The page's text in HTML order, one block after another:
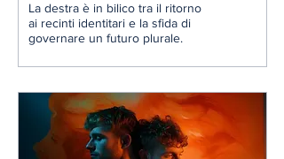
La destra è in bilico tra il ritorno
ai recinti identitari e la sfida di
governare un futuro plurale.